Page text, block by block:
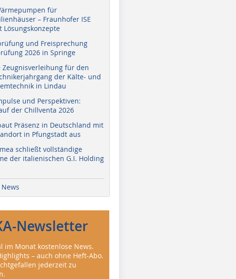
für
– Fraunhofer ISE
Lösungskonzepte
und Freisprechung
2026 in Springe
Zeugnisverleihung für den
der Kälte- und
in Lindau
und Perspektiven:
der Chillventa 2026
Präsenz in Deutschland mit
in Pfungstadt aus
schließt vollständige
der italienischen G.I. Holding
Newsletter
im Monat kostenlose News.
– auch ohne Heft-Abo.
jederzeit zu